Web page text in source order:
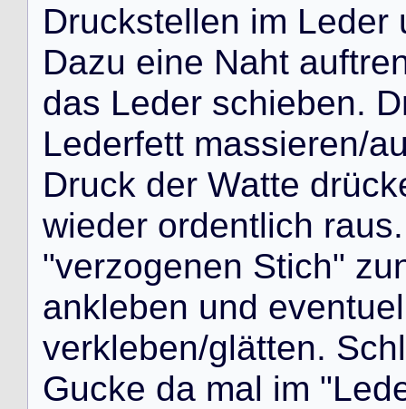
Druckstellen im Leder
Dazu eine Naht auftre
das Leder schieben. D
Lederfett massieren/a
Druck der Watte drück
wieder ordentlich raus.
"verzogenen Stich" zu
ankleben und eventuel
verkleben/glätten. Schl
Gucke da mal im "Led